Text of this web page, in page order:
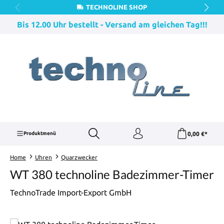
Zum Hauptinhalt springenTECHNOLINE SHOP
Bis 12.00 Uhr bestellt - Versand am gleichen Tag!!!
Produktmenü 0,00 €*
Home Uhren Quarzwecker
WT 380 technoline Badezimmer-Timer
TechnoTrade Import-Export GmbH